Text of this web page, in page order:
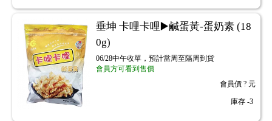
垂坤 卡哩卡哩▶️鹹蛋黃-蛋奶素 (18
0g)
06/28中午收單，預計當周至隔周到貨
會員方可看到售價
會員價? 元
庫存 -3